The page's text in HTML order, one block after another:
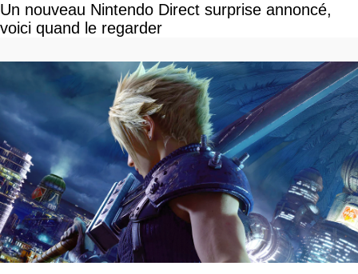
Un nouveau Nintendo Direct surprise annoncé,
voici quand le regarder